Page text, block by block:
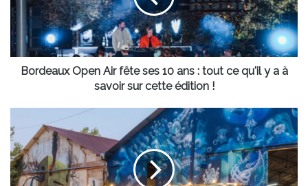
10
ans
tout
à
savoir
sur
cette
Bordeaux Open Air fête ses 10 ans : tout ce qu'il y a à
savoir sur cette édition !
Odyssy
:
une
journée